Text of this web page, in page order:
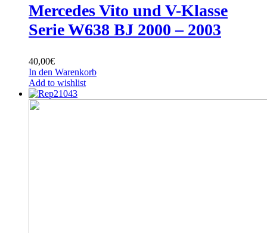
Mercedes Vito und V-Klasse
Serie W638 BJ 2000 – 2003
40,00€
In den Warenkorb
Add to wishlist